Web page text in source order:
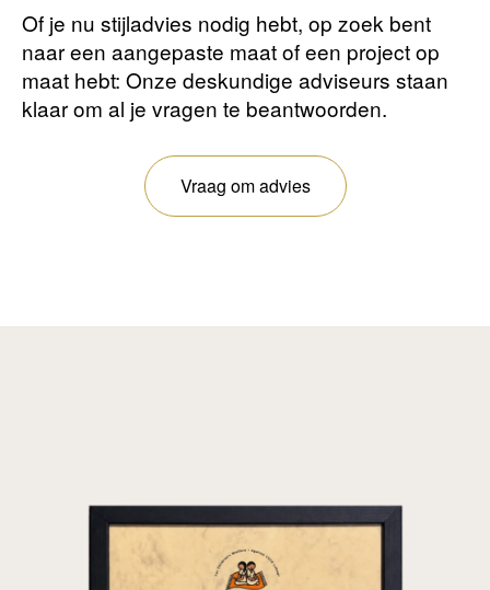
Of je nu stijladvies nodig hebt, op zoek bent
naar een aangepaste maat of een project op
maat hebt: Onze deskundige adviseurs staan ​​
klaar om al je vragen te beantwoorden.
Vraag om advies